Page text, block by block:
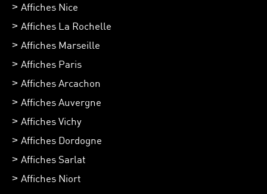
Affiches Nice
Affiches La Rochelle
Affiches Marseille
Affiches Paris
Affiches Arcachon
Affiches Auvergne
Affiches Vichy
Affiches Dordogne
Affiches Sarlat
Affiches Niort